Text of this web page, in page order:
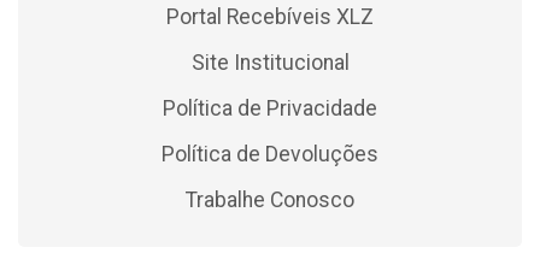
Portal Recebíveis XLZ
Site Institucional
Política de Privacidade
Política de Devoluções
Trabalhe Conosco